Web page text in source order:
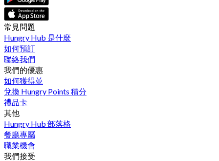
常見問題
Hungry Hub 是什麼
如何預訂
聯絡我們
我們的優惠
如何獲得並
兌換 Hungry Points 積分
禮品卡
其他
Hungry Hub 部落格
餐廳專屬
職業機會
我們接受